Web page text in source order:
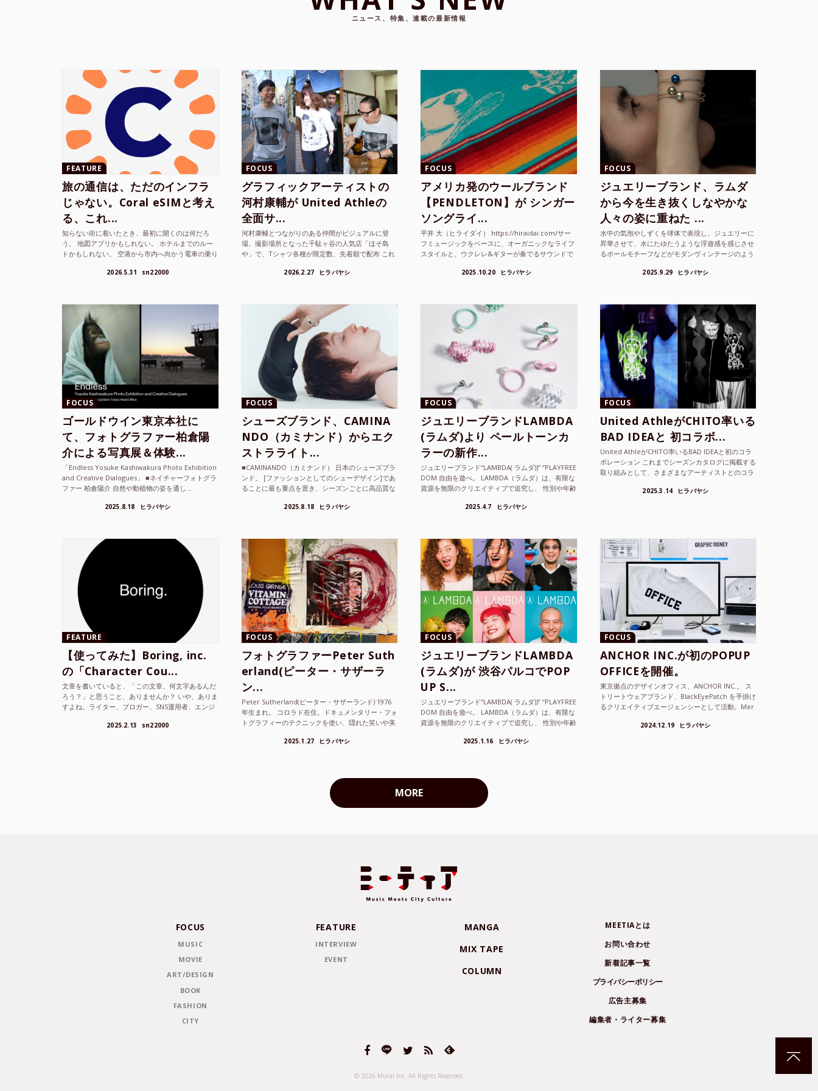
ニュース、特集、連載の最新情報
FEATURE
旅の通信は、ただのインフラ
じゃない。Coral eSIMと考え
る、これ...
知らない街に着いたとき、最初に開くのは何だろ
う。 地図アプリかもしれない。 ホテルまでのルー
トかもしれない。 空港から市内へ向かう電車の乗り
て、その街の空...2026.5.31 sn22000
FOCUS
グラフィックアーティストの
河村康輔が United Athleの
全面サ...
河村康輔とつながりのある仲間がビジュアルに登
場。撮影場所となった千駄ヶ谷の人気店「ほそ島
や」で、Tシャツ各種が限定数、先着順で配布 これ
2026.2.27 ヒラバヤシ
FOCUS
アメリカ発のウールブランド
【PENDLETON】が シンガー
ソングライ...
平井 大（ヒライダイ） https://hiraidai.com/サー
フミュージックをベースに、オーガニックなライフ
スタイルと、ウクレレ&ギターが奏でるサウンドで
2025.10.20 ヒラバヤシ
FOCUS
ジュエリーブランド、ラムダ
から今を生き抜くしなやかな
人々の姿に重ねた ...
水中の気泡やしずくを球体で表現し、ジュエリーに
昇華させて、水にたゆたうような浮遊感を感じさせ
るボールモチーフなどがモダンヴィンテージのよう
2025.9.29 ヒラバヤシ
FOCUS
ゴールドウイン東京本社に
て、フォトグラファー柏倉陽
介による写真展＆体験...
「Endless Yosuke Kashiwakura Photo Exhibition
and Creative Dialogues」 ■ネイチャーフォトグラ
ファー 柏倉陽介 自然や動植物の姿を通し...
2025.8.18 ヒラバヤシ
FOCUS
シューズブランド、CAMINA
NDO（カミナンド）からエク
ストラライト...
■CAMINANDO（カミナンド） 日本のシューズブラ
ンド。 [ファッションとしてのシューデザイン]であ
ることに最も重点を置き、シーズンごとに高品質な
2025.8.18 ヒラバヤシ
FOCUS
ジュエリーブランドLAMBDA
(ラムダ)より ペールトーンカ
ラーの新作...
ジュエリーブランド“LAMBDA( ラムダ))” “PLAYFREE
DOM 自由を遊べ。 LAMBDA（ラムダ）は、有限な
資源を無限のクリエイティブで追究し、 性別や年齢
2025.4.7 ヒラバヤシ
FOCUS
United AthleがCHITO率いる
BAD IDEAと 初コラボ...
United AthleがCHITO率いるBAD IDEAと初のコラ
ボレーション これまでシーズンカタログに掲載する
取り組みとして、さまざまなアーティストとのコラ
2025.3.14 ヒラバヤシ
FEATURE
【使ってみた】Boring, inc.
の「Character Cou...
文章を書いていると、「この文章、何文字あるんだ
ろう？」と思うこと、ありませんか？ いや、ありま
すよね。ライター、ブロガー、SNS運用者、エンジ
2025.2.13 sn22000
FOCUS
フォトグラファーPeter Suth
erland(ピーター・サザーラ
ン...
Peter Sutherland(ピーター・サザーランド) 1976
年生まれ。 コロラド在住。ドキュメンタリー・フォ
トグラフィーのテクニックを使い、隠れた笑いや美
2025.1.27 ヒラバヤシ
FOCUS
ジュエリーブランドLAMBDA
(ラムダ)が 渋谷パルコでPOP
UP S...
ジュエリーブランド“LAMBDA( ラムダ))” “PLAYFREE
DOM 自由を遊べ。 LAMBDA（ラムダ）は、有限な
資源を無限のクリエイティブで追究し、 性別や年齢
2025.1.16 ヒラバヤシ
FOCUS
ANCHOR INC.が初のPOPUP
OFFICEを開催。
東京拠点のデザインオフィス、ANCHOR INC.。 ス
トリートウェアブランド、BlackEyePatch を手掛け
るクリエイティブエージェンシーとして活動。Mer
2024.12.19 ヒラバヤシ
MORE
FOCUS
MUSIC
MOVIE
ART/DESIGN
BOOK
FASHION
CITY
FEATURE
INTERVIEW
EVENT
MANGA
MIX TAPE
COLUMN
MEETIAとは
お問い合わせ
新着記事一覧
プライバシーポリシー
広告主募集
編集者・ライター募集
© 2026 Mural Inc. All Rights Reserved.